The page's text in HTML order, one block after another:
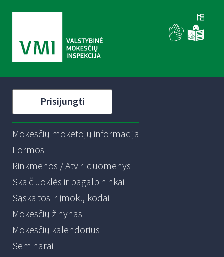
Prisijungti
Mokesčių mokėtojų informacija
Formos
Rinkmenos / Atviri duomenys
Skaičiuoklės ir pagalbininkai
Sąskaitos ir įmokų kodai
Mokesčių žinynas
Mokesčių kalendorius
Seminarai